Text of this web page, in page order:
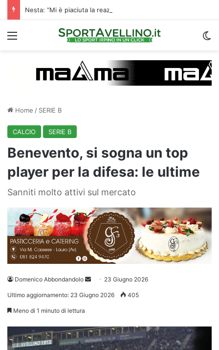
Menu
Home / SERIE B
CALCIO SERIE B
Benevento, si sogna un top
player per la difesa: le ultime
Sanniti molto attivi sul mercato
Domenico Abbondandolo
Invia 23 Giugno 2026
Ultimo aggiornamento: 23 Giugno 2026 405
Meno di 1 minuto di lettura